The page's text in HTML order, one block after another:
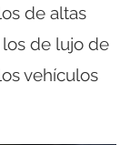
de altas
de lujo de
vehículos